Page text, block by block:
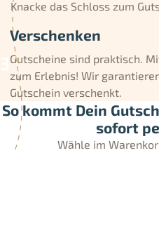
Knacke das Schloss zum
Verschenken
Gutscheine sind praktisch.
zum Erlebnis! Wir
Gutschein verschenkt.
So kommt Dein
sofort
Wähle im